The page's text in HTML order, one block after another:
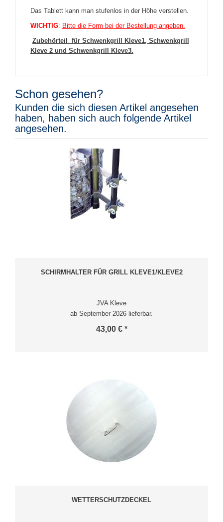
Das Tablett kann man stufenlos in der Höhe verstellen.
WICHTIG: Bitte die Form bei der Bestellung angeben.
Zubehörteil für Schwenkgrill Kleve1, Schwenkgrill
Kleve 2 und Schwenkgrill Kleve3.
Schon gesehen?
Kunden die sich diesen Artikel angesehen
haben, haben sich auch folgende Artikel
angesehen.
SCHIRMHALTER FÜR GRILL KLEVE1/KLEVE2
JVA Kleve
ab September 2026 lieferbar.
43,00 € *
WETTERSCHUTZDECKEL